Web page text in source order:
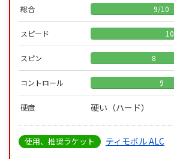
総合 9/10
スピード 10
スピン 8
コントロール 9
硬度 硬い（ハード）
使用、推奨ラケット ティモボル ALC